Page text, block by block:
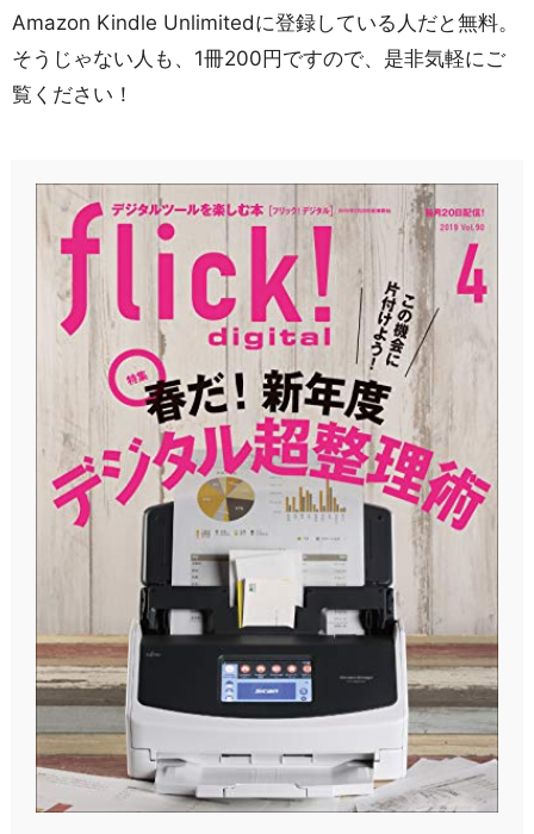
Amazon Kindle Unlimitedに登録している人だと無料。
そうじゃない人も、1冊200円ですので、是非気軽にご
覧ください！